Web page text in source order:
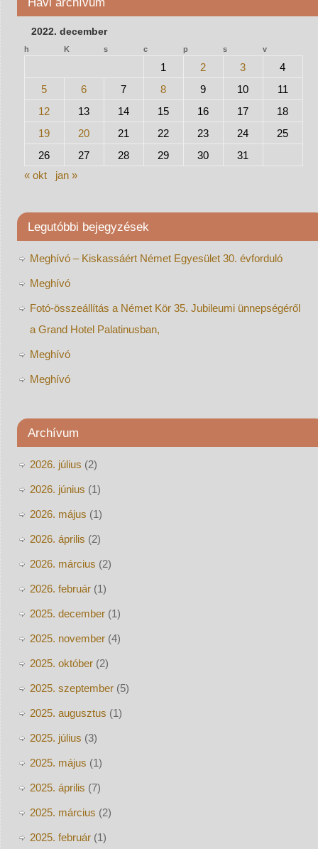
2022. december
h K s c p s v
1 2 3
4
5
6 7 8 9 10
11
12
13 14 15 16 17
18
19
20 21 22 23 24
25
26
27 28 29 30
31
« okt
jan »
Legutóbbi bejegyzések
Meghívó – Kiskassáért Német Egyesület 30. évforduló
Meghívó
Fotó-összeállítás a Német Kör 35. Jubileumi ünnepségéről
a Grand Hotel Palatinusban,
Meghívó
Meghívó
Archívum
2026. július (2)
2026. június (1)
2026. május (1)
2026. április (2)
2026. március (2)
2026. február(1)
2025. december(1)
2025. november(4)
2025. október(2)
2025. szeptember(5)
2025. augusztus (1)
2025. július (3)
2025. május (1)
2025. április (7)
2025. március (2)
2025. február(1)